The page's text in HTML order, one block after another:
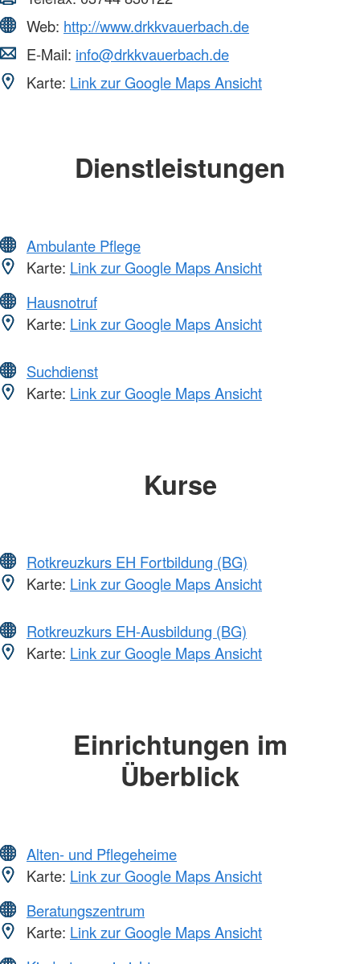
Web: http://www.drkkvauerbach.de
E-Mail: info@drkkvauerbach.de
Karte: Link zur Google Maps Ansicht
Dienstleistungen
Ambulante Pflege
Karte: Link zur Google Maps Ansicht
Hausnotruf
Karte: Link zur Google Maps Ansicht
Suchdienst
Karte: Link zur Google Maps Ansicht
Kurse
Rotkreuzkurs EH Fortbildung (BG)
Karte: Link zur Google Maps Ansicht
Rotkreuzkurs EH-Ausbildung (BG)
Karte: Link zur Google Maps Ansicht
Einrichtungen im
Überblick
Alten- und Pflegeheime
Karte: Link zur Google Maps Ansicht
Beratungszentrum
Karte: Link zur Google Maps Ansicht